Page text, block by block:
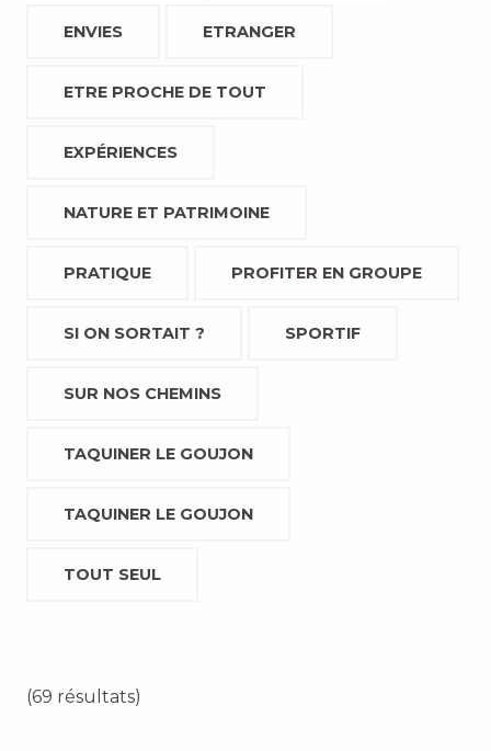
ENVIES ETRANGER
ETRE PROCHE DE TOUT
EXPÉRIENCES
NATURE ET PATRIMOINE
PRATIQUE PROFITER EN GROUPE
SI ON SORTAIT ? SPORTIF
SUR NOS CHEMINS
TAQUINER LE GOUJON
TAQUINER LE GOUJON
TOUT SEUL
(69 résultats)